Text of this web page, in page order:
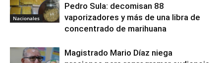
Nacionales
Pedro Sula: decomisan 88
vaporizadores y más de una libra de
concentrado de marihuana
Magistrado Mario Díaz niega